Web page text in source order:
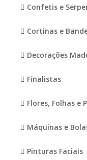
Confetis e
Cortinas e
Decorações
Finalistas
Flores, Folhas e
Máquinas e
Pinturas Faciais